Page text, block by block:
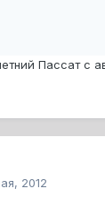
Пассат с
2012